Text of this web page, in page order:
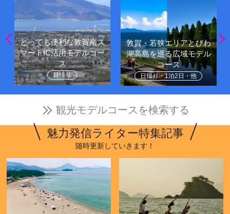
とっても便利な敦賀南ス
マートIC活用モデルコー
ス
日帰り
敦賀・若狭エリアとびわ
湖高島を巡る広域モデル
コース
日帰り・1泊2日・他
観光モデルコースを検索する
魅力発信ライター特集記事
随時更新していきます！